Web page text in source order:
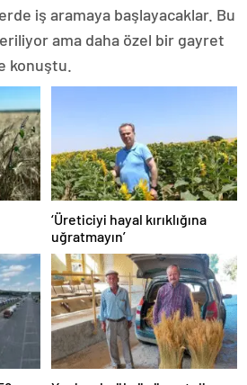
iş aramaya başlayacaklar. Bu
ama daha özel bir gayret
konuştu.
‘Üreticiyi hayal kırıklığına
uğratmayın’